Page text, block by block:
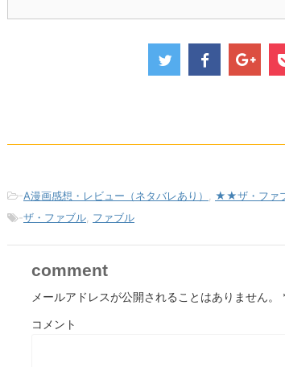
-A漫画感想・レビュー（ネタバレあり）
★★ザ・ファ
-ザ・ファブル ファブル
comment
メールアドレスが公開されることはありません。
コメント